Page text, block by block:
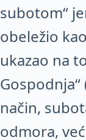
subotom“
obeležio
ukazao na
Gospodnja“
način,
odmora,